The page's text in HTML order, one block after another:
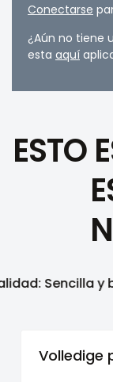
Conectarse
¿Aún no tiene
esta aquí
ESTO
Sencilla y
Volledige